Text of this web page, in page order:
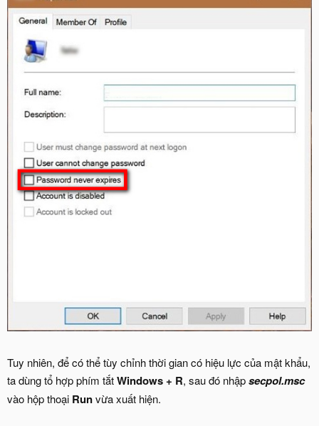
Tuy nhiên, để có thể tùy chỉnh thời gian có hiệu lực của mật khẩu,
ta dùng tổ hợp phím tắtWindows + R, sau đó nhậpsecpol.msc
vào hộp thoại Runvừa xuất hiện.